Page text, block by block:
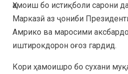
Ҳамоиш бо истиқболи сарони
Марказӣ аз ҷониби
Амрико ва маросими
иштирокдорон оғоз гардид.
Кори ҳамоишро бо сухани